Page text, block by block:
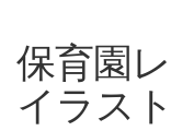
保育園
イラスト